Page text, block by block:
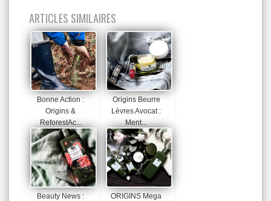
ARTICLES SIMILAIRES
Bonne Action :
Origins &
ReforestAc...
Origins Beurre
Lèvres Avocat :
Ment...
Beauty News :
ORIGINS Mega